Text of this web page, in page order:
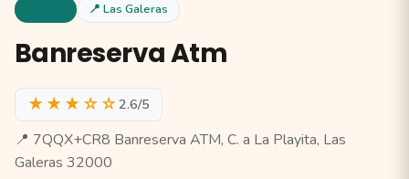
📍 Las Galeras
Banreserva Atm
★★★☆☆2.6/5
📍 7QQX+CR8 Banreserva ATM, C. a La Playita, Las
Galeras 32000